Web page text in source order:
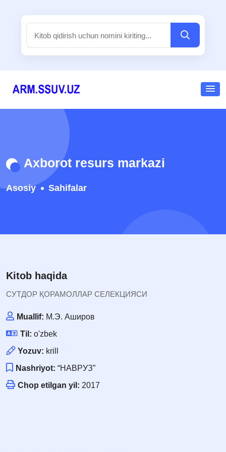
Axborot resurs markazi
Asosiy Sahifalar
Kitob haqida
СУТДОР ҚОРАМОЛЛАР СЕЛЕКЦИЯСИ
Muallif: М.Э. Аширов
Til: o'zbek
Yozuv: krill
Nashriyot: “НАВРУЗ”
Chop etilgan yil: 2017